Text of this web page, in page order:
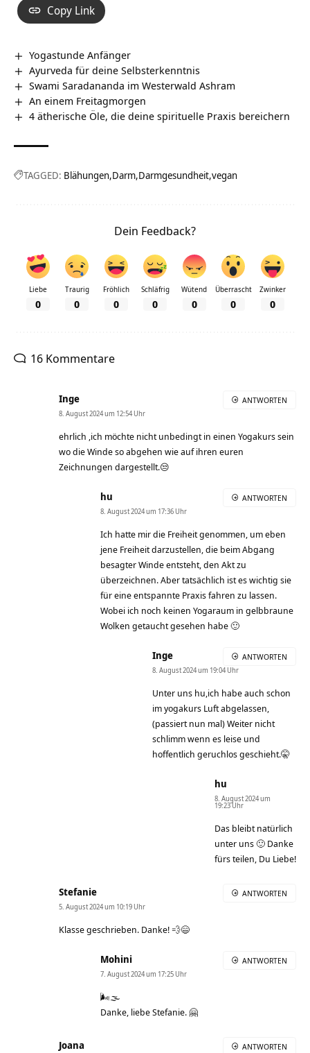
Copy Link
Yogastunde Anfänger
Ayurveda für deine Selbsterkenntnis
Swami Saradananda im Westerwald Ashram
An einem Freitagmorgen
4 ätherische Öle, die deine spirituelle Praxis bereichern
TAGGED: Blähungen Darm Darmgesundheit vegan
Dein Feedback?
Liebe
0
Traurig
0
Fröhlich
0
Schläfrig
0
Wütend
0
Überrascht
0
Zwinker
0
16 Kommentare
Inge
8. August 2024 um 12:54 Uhr
ehrlich ,ich möchte nicht unbedingt in einen Yogakurs sein
wo die Winde so abgehen wie auf ihren euren
Zeichnungen dargestellt.😒
ANTWORTEN
hu
8. August 2024 um 17:36 Uhr
Ich hatte mir die Freiheit genommen, um eben
jene Freiheit darzustellen, die beim Abgang
besagter Winde entsteht, den Akt zu
überzeichnen. Aber tatsächlich ist es wichtig sie
für eine entspannte Praxis fahren zu lassen.
Wobei ich noch keinen Yogaraum in gelbbraune
Wolken getaucht gesehen habe 🙂
ANTWORTEN
Inge
8. August 2024 um 19:04 Uhr
Unter uns hu,ich habe auch schon
im yogakurs Luft abgelassen,
(passiert nun mal) Weiter nicht
schlimm wenn es leise und
hoffentlich geruchlos geschieht.🤫
ANTWORTEN
hu
8. August 2024 um
19:23 Uhr
Das bleibt natürlich
unter uns 🙂 Danke
fürs teilen, Du Liebe!
Stefanie
5. August 2024 um 10:19 Uhr
Klasse geschrieben. Danke! 💨😄
ANTWORTEN
Mohini
7. August 2024 um 17:25 Uhr
🌬🌫
Danke, liebe Stefanie. 🤗
ANTWORTEN
Joana ANTWORTEN